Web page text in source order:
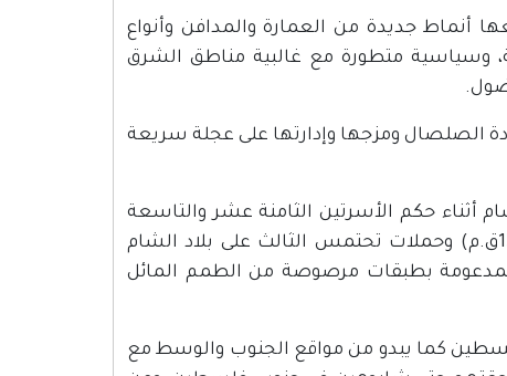
أنماط جديدة من العمارة والمدافن وأنواع
وسياسية متطورة مع غالبية مناطق الشرق
الصلصال ومزجها وإدارتها على عجلة سريعة
أثناء حكم الأسرتين الثامنة عشر والتاسعة
عشر ألتي تم فيها القضاء على آخر ملوك الهكسوس حوالي (1567ق.م) وحملات تحتمس الثالث على بلاد الشام
والمدعومة بطبقات مرصوصة من الطمم المائل
كما يبدو من مواقع الجنوب والوسط مع